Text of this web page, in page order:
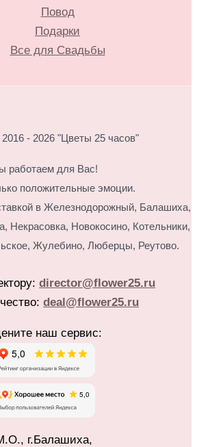
Повод
Подарки
Все для Свадьбы
- 2026 "Цветы 25 часов"
работаем для Вас!
положительные эмоции.
в Железнодорожный, Балашиха,
Некрасовка, Новокосино, Котельники,
Жулебино, Люберцы, Реутово.
director@flower25.ru
deal@flower25.ru
наш сервис:
г.Балашиха,